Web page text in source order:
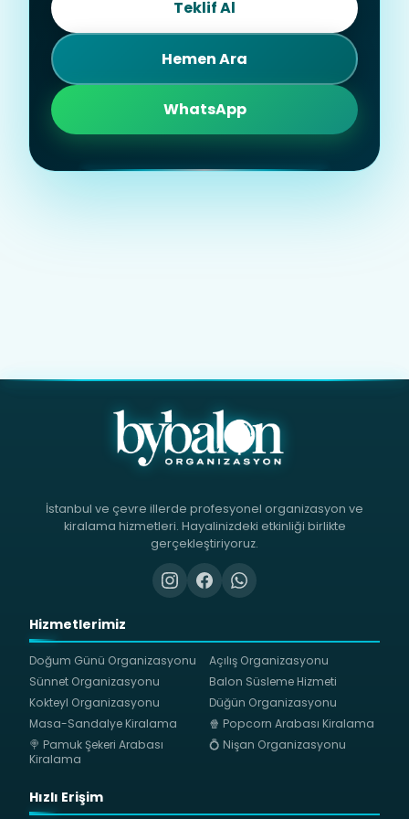
Teklif Al
Hemen Ara
WhatsApp
İstanbul ve çevre illerde profesyonel organizasyon ve
kiralama hizmetleri. Hayalinizdeki etkinliği birlikte
gerçekleştiriyoruz.
Hizmetlerimiz
Doğum Günü Organizasyonu
Açılış Organizasyonu
Sünnet Organizasyonu
Balon Süsleme Hizmeti
Kokteyl Organizasyonu
Düğün Organizasyonu
Masa-Sandalye Kiralama
🍿 Popcorn Arabası Kiralama
🍭 Pamuk Şekeri Arabası
Kiralama
💍 Nişan Organizasyonu
Hızlı Erişim